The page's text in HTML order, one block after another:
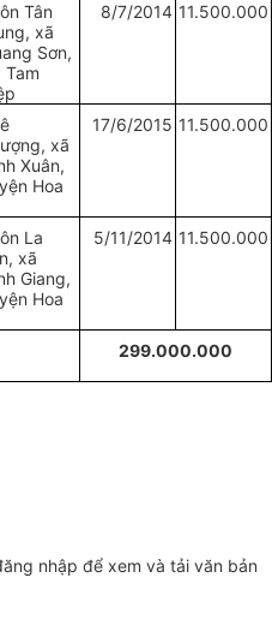
Tân
xã
Sơn,
Tam
8/7/2014 11.500.000
xã
Xuân,
Hoa
17/6/2015 11.500.000
La
xã
Giang,
Hoa
5/11/2014 11.500.000
299.000.000
nhập để xem và tải văn bản